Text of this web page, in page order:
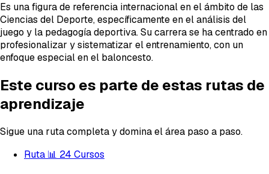
Es una figura de referencia internacional en el ámbito de las
Ciencias del Deporte, específicamente en el análisis del
juego y la pedagogía deportiva. Su carrera se ha centrado en
profesionalizar y sistematizar el entrenamiento, con un
enfoque especial en el baloncesto.
Este curso es parte de estas rutas de
aprendizaje
Sigue una ruta completa y domina el área paso a paso.
Ruta 📊 24 Cursos